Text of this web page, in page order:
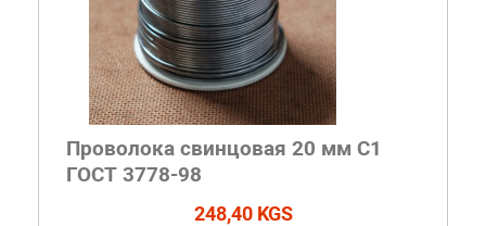
Проволока свинцовая 20 мм С1
ГОСТ 3778-98
248,40 KGS